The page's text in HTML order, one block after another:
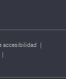
accesibilidad |
|